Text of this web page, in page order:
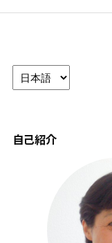
言
語
択
自己紹介